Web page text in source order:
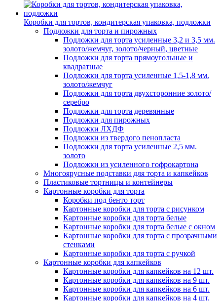
Коробки для тортов, кондитерская упаковка, подложки
Подложки для торта и пирожных
Подложки для торта усиленные 3,2 и 3,5 мм.
золото/жемчуг, золото/черный, цветные
Подложки для торта прямоугольные и
квадратные
Подложки для торта усиленные 1,5-1,8 мм.
золото/жемчуг
Подложки для торта двухсторонние золото/
серебро
Подложки для торта деревянные
Подложки для пирожных
Подложки ЛХДФ
Подложки из твердого пенопласта
Подложки для торта усиленные 2,5 мм.
золото
Подложки из усиленного гофрокартона
Многоярусные подставки для торта и капкейков
Пластиковые тортницы и контейнеры
Картонные коробки для торта
Коробки под бенто торт
Картонные коробки для торта с рисунком
Картонные коробки для торта белые
Картонные коробки для торта белые с окном
Картонные коробки для торта с прозрачными
стенками
Картонные коробки для торта с ручкой
Картонные коробки для капкейков
Картонные коробки для капкейков на 12 шт.
Картонные коробки для капкейков на 9 шт.
Картонные коробки для капкейков на 6 шт.
Картонные коробки для капкейков на 4 шт.